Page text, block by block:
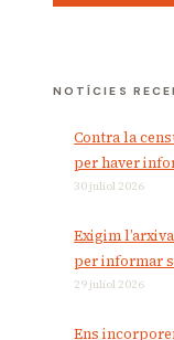
NOTÍCIES
Contra la
per haver
30 juliol 2026
Exigim
per informar
29 juliol 2026
Ens